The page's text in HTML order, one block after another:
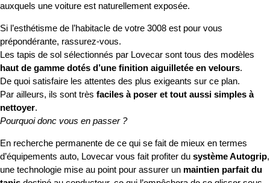
auxquels une voiture est naturellement exposée.
Si l’esthétisme de l’habitacle de votre 3008 est pour vous
prépondérante, rassurez-vous.
Les tapis de sol sélectionnés par Lovecar sont tous des modèles
haut de gamme dotés d’une finition aiguilletée en velours.
De quoi satisfaire les attentes des plus exigeants sur ce plan.
Par ailleurs, ils sont très faciles à poser et tout aussi simples à
nettoyer.
Pourquoi donc vous en passer ?
En recherche permanente de ce qui se fait de mieux en termes
d’équipements auto, Lovecar vous fait profiter du système Autogrip,
une technologie mise au point pour assurer un maintien parfait du